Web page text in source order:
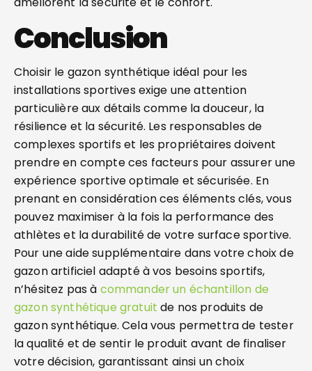
Conclusion
Choisir le gazon synthétique idéal pour les
installations sportives exige une attention
particulière aux détails comme la douceur, la
résilience et la sécurité. Les responsables de
complexes sportifs et les propriétaires doivent
prendre en compte ces facteurs pour assurer une
expérience sportive optimale et sécurisée. En
prenant en considération ces éléments clés, vous
pouvez maximiser à la fois la performance des
athlètes et la durabilité de votre surface sportive.
Pour une aide supplémentaire dans votre choix de
gazon artificiel adapté à vos besoins sportifs,
n’hésitez pas à commander un échantillon de
gazon synthétique gratuit de nos produits de
gazon synthétique. Cela vous permettra de tester
la qualité et de sentir le produit avant de finaliser
votre décision, garantissant ainsi un choix